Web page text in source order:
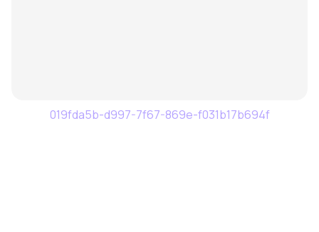
019fda5b-d997-7f67-869e-f031b17b694f